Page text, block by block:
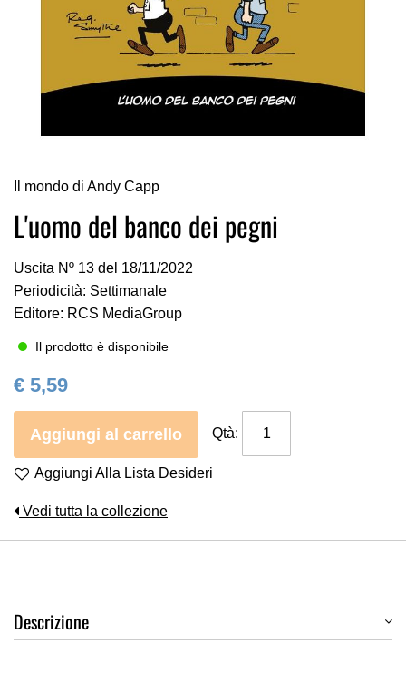
all'inizio
della
galleria
immagini
Il mondo di Andy Capp
L'uomo del banco dei pegni
Uscita Nº 13 del 18/11/2022
Periodicità: Settimanale
Editore: RCS MediaGroup
Il prodotto è disponibile
€ 5,59
Aggiungi al carrello Qtà:
Aggiungi Alla Lista Desideri
Vedi tutta la collezione
Descrizione